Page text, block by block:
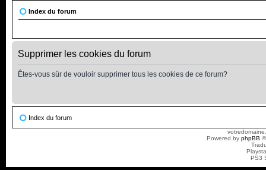
Index du forum
Supprimer les cookies du forum
Êtes-vous sûr de vouloir supprimer tous les cookies de ce forum?
Index du forum
Powered by phpBB
PS3